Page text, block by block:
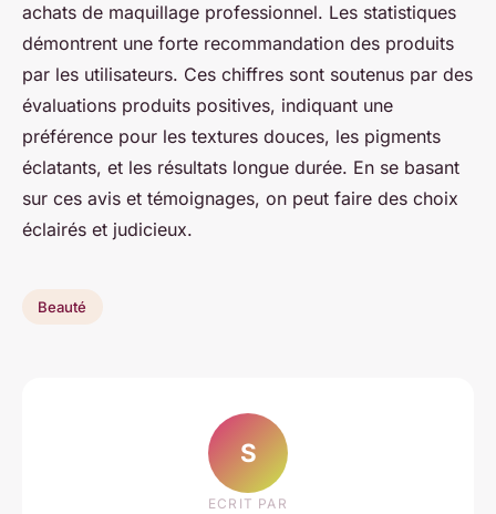
achats de maquillage professionnel. Les statistiques
démontrent une forte recommandation des produits
par les utilisateurs. Ces chiffres sont soutenus par des
évaluations produits positives, indiquant une
préférence pour les textures douces, les pigments
éclatants, et les résultats longue durée. En se basant
sur ces avis et témoignages, on peut faire des choix
éclairés et judicieux.
Beauté
S
ECRIT PAR